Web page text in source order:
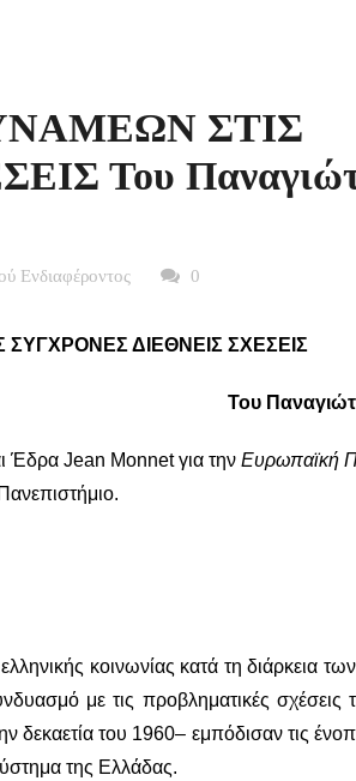
ΣΤΙΣ
Του
Ενδιαφέροντος 0
ΔΙΕΘΝΕΙΣ ΣΧΕΣΕΙΣ
Του
Έδρα Jean Monnet για την Ευρωπαϊκή
κοινωνίας κατά τη διάρκεια
με τις προβληματικές σχέσεις
δεκαετία του 1960– εμπόδισαν τις
της Ελλάδας.